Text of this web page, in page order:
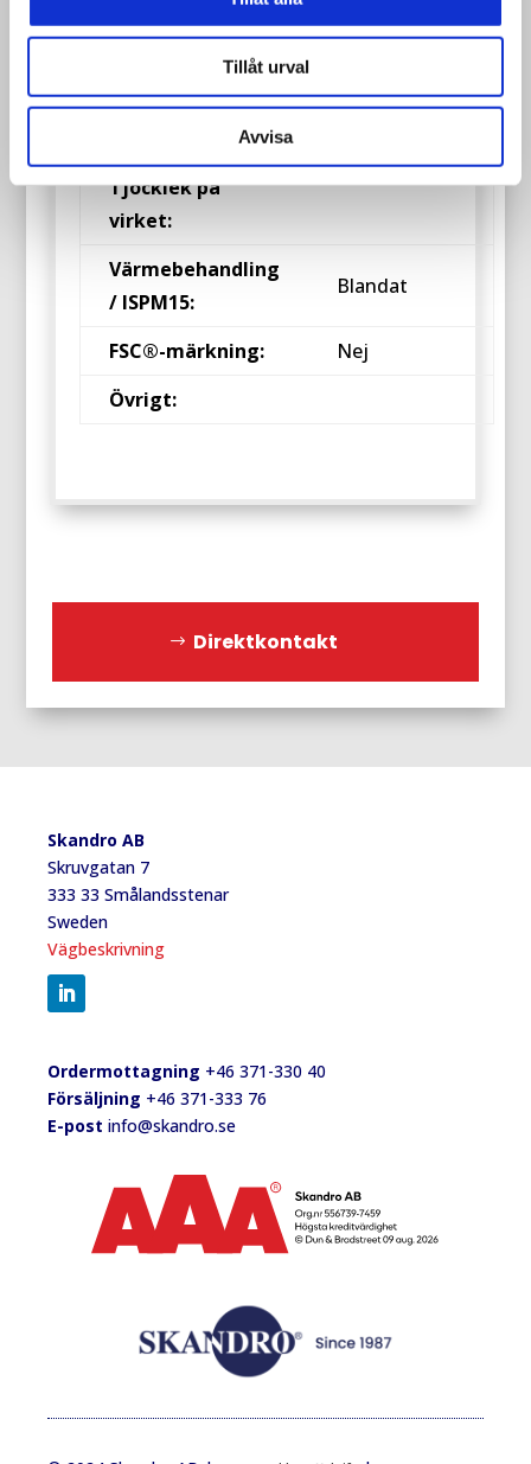
Tillåt urval
Avvisa
1200x800x195
Tjocklek på
virket:
Värmebehandling
/ ISPM15:
Blandat
FSC®-märkning:
Nej
Övrigt:
Direktkontakt
Skandro AB
Skruvgatan 7
333 33 Smålandsstenar
Sweden
Vägbeskrivning
Ordermottagning +46 371-330 40
Försäljning +46 371-333 76
E-post info@skandro.se